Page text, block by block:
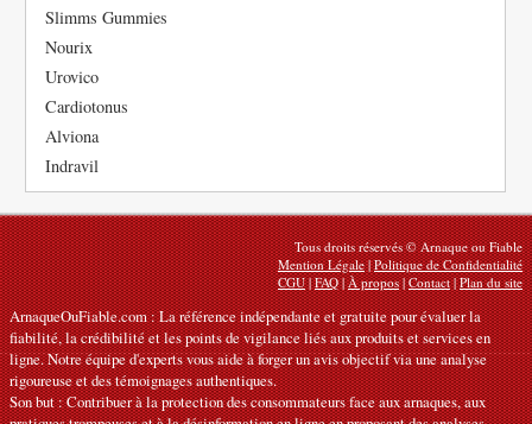
Slimms Gummies
Nourix
Urovico
Cardiotonus
Alviona
Indravil
Tous droits réservés © Arnaque ou Fiable
Mention Légale|Politique de Confidentialité
CGU|FAQ|À propos|Contact|Plan du site
ArnaqueOuFiable.com : La référence indépendante et gratuite pour évaluer la
fiabilité, la crédibilité et les points de vigilance liés aux produits et services en
ligne. Notre équipe d'experts vous aide à forger un avis objectif via une analyse
rigoureuse et des témoignages authentiques.
Son but : Contribuer à la protection des consommateurs face aux arnaques, aux